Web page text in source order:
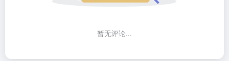
暂无评论...